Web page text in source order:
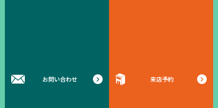
お問い合わせ 来店予約